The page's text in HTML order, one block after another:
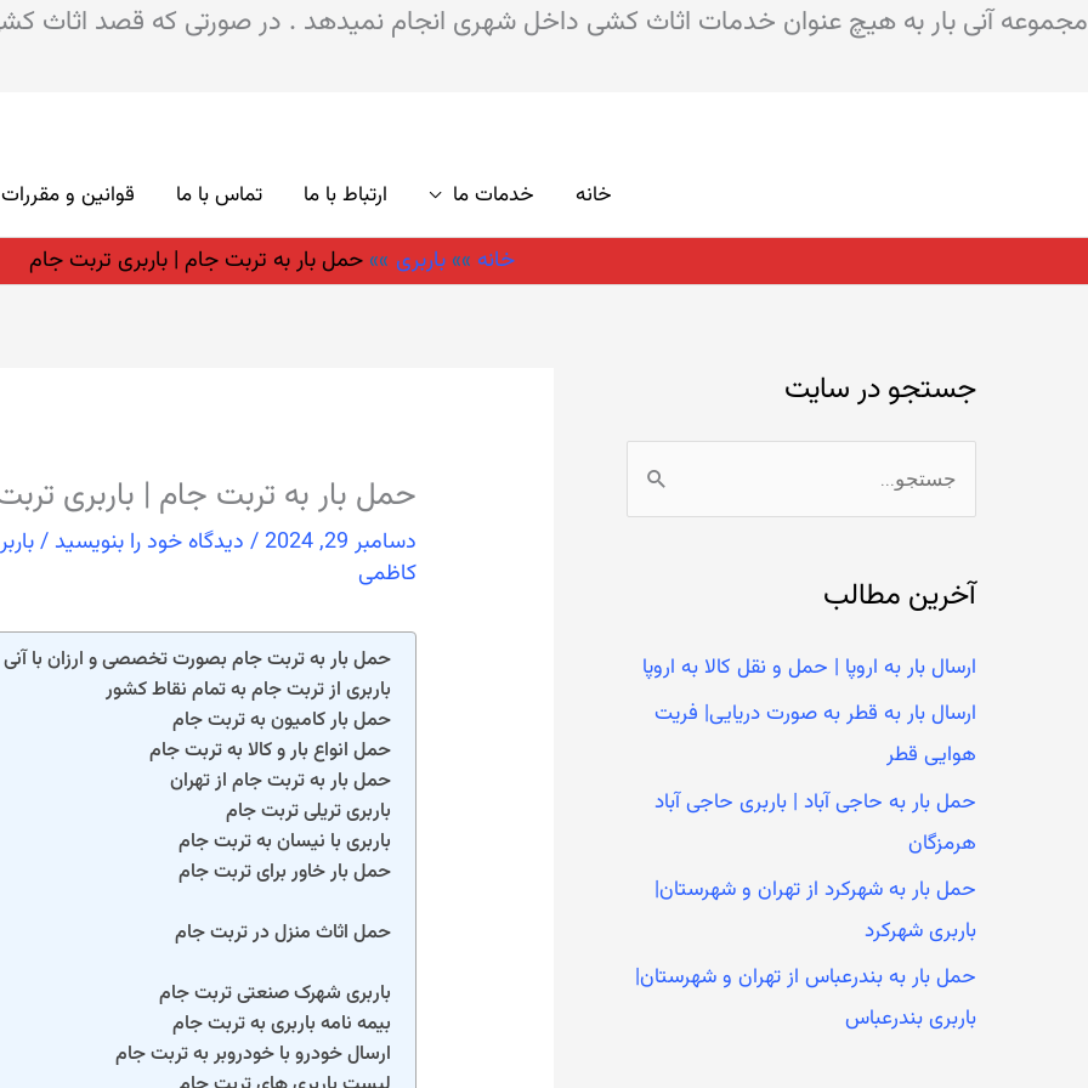
مجموعه آنی بار به هیچ عنوان خدمات اثاث کشی داخل شهری انجام نمیدهد . در صورتی که قصد اثاث
خانه خدمات ما ارتباط با ما تماس با ما قوانین و مقررات
خانه باربری حمل بار به تربت جام | باربری تربت جام
جستجو در سایت
ج
ب
ر
ا
آخرین مطالب
ارسال بار به اروپا | حمل و نقل کالا به اروپا
ارسال بار به قطر به صورت دریایی| فریت
هوایی قطر
حمل بار به حاجی آباد | باربری حاجی آباد
هرمزگان
حمل بار به شهرکرد از تهران و شهرستان|
باربری شهرکرد
حمل بار به بندرعباس از تهران و شهرستان|
باربری بندرعباس
حمل بار به تربت جام | باربری
دسامبر 29, 2024 / دیدگاه‌ خود را بنویسید /
کاظمی
حمل بار به تربت جام بصورت تخصصی و ارزان با آنی
باربری از تربت جام به تمام نقاط کشور
حمل بار کامیون به تربت جام
حمل انواع بار و کالا به تربت جام
حمل بار به تربت جام از تهران
باربری تریلی تربت جام
باربری با نیسان به تربت جام
حمل بار خاور برای تربت جام
حمل اثاث منزل در تربت جام
باربری شهرک صنعتی تربت جام
بیمه نامه باربری به تربت جام
ارسال خودرو با خودروبر به تربت جام